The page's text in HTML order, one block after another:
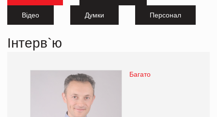
Відео Думки Персонал
Інтерв`ю
Багато